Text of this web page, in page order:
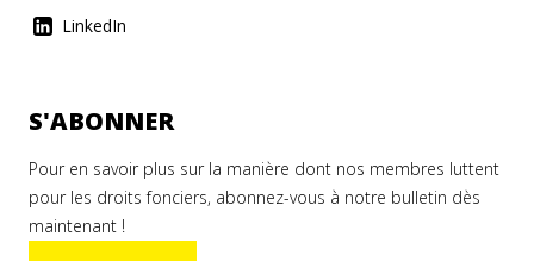
LinkedIn
S'ABONNER
Pour en savoir plus sur la manière dont nos membres luttent
pour les droits fonciers, abonnez-vous à notre bulletin dès
maintenant !